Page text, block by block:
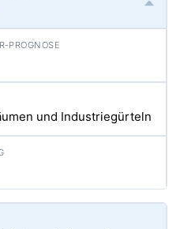
und Industriegürteln